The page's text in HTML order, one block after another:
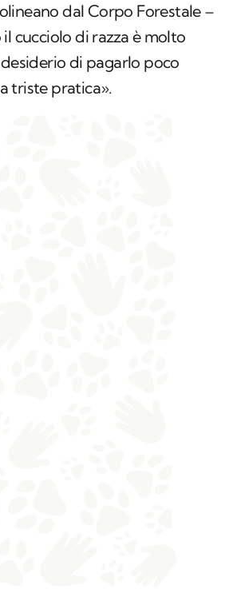
dal Corpo Forestale –
cucciolo di razza è molto
di pagarlo poco
triste pratica».